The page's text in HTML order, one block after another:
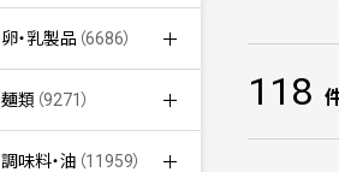
卵・乳製品 （6686）
麺類 （9271）
調味料・油 （11959）
118